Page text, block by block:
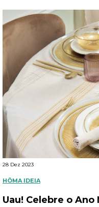
28 Dez 2023
HÔMA IDEIA
Uau! Celebre o